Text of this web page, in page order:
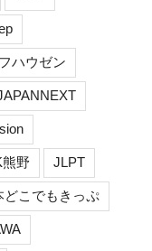
ハウゼン
野 JLPT
どこでもきっぷ